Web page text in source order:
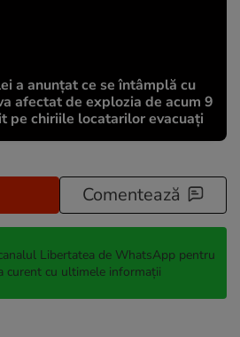
a anunțat ce se întâmplă cu
afectat de explozia de acum 9
pe chiriile locatarilor evacuați
Comentează
Libertatea de WhatsApp pentru
curent cu ultimele informații